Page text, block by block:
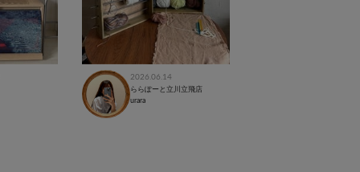
2026.06.14
ららぽーと立川立飛店
urara